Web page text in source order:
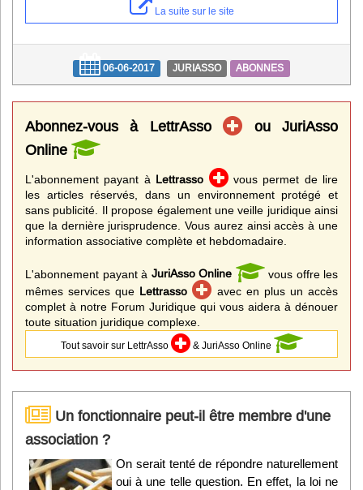
La suite sur le site
06-06-2017 JURIASSO ABONNES
Abonnez-vous à LettrAsso
ou JuriAsso
Online
L'abonnement payant à Lettrasso
vous permet de lire
les articles réservés, dans un environnement protégé et
sans publicité. Il propose également une veille juridique ainsi
que la dernière jurisprudence. Vous aurez ainsi accès à une
information associative complète et hebdomadaire.
L'abonnement payant à JuriAsso Online
vous offre les
mêmes services que Lettrasso
avec en plus un accès
complet à notre Forum Juridique qui vous aidera à dénouer
toute situation juridique complexe.
Tout savoir sur LettrAsso & JuriAsso Online
Un fonctionnaire peut-il être membre d'une
association ?
On serait tenté de répondre naturellement
oui à une telle question. En effet, la loi ne